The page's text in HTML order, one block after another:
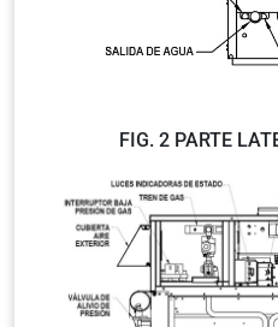
FIG. 2 PARTE